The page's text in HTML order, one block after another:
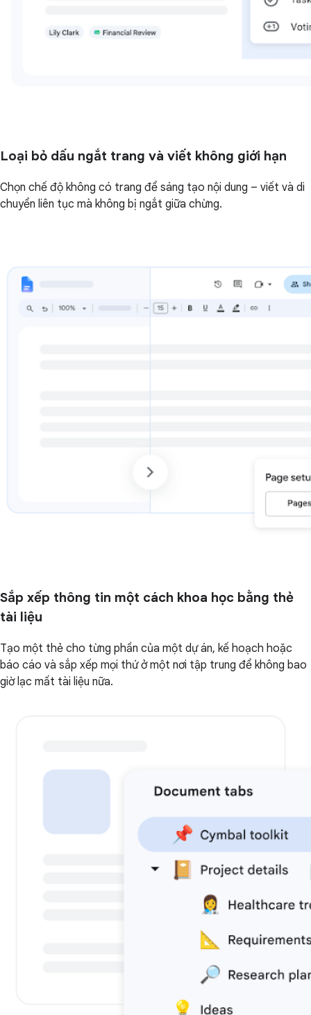
Loại bỏ dấu ngắt trang và viết không giới hạn
Chọn chế độ không có trang để sáng tạo nội dung – viết và di
chuyển liên tục mà không bị ngắt giữa chừng.
Sắp xếp thông tin một cách khoa học bằng thẻ
tài liệu
Tạo một thẻ cho từng phần của một dự án, kế hoạch hoặc
báo cáo và sắp xếp mọi thứ ở một nơi tập trung để không bao
giờ lạc mất tài liệu nữa.